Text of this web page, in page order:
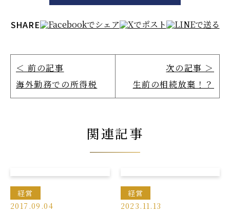
SHARE
＜ 前の記事
海外勤務での所得税
次の記事 ＞
生前の相続放棄！？
関連記事
経営
2017.09.04
経営
2023.11.13